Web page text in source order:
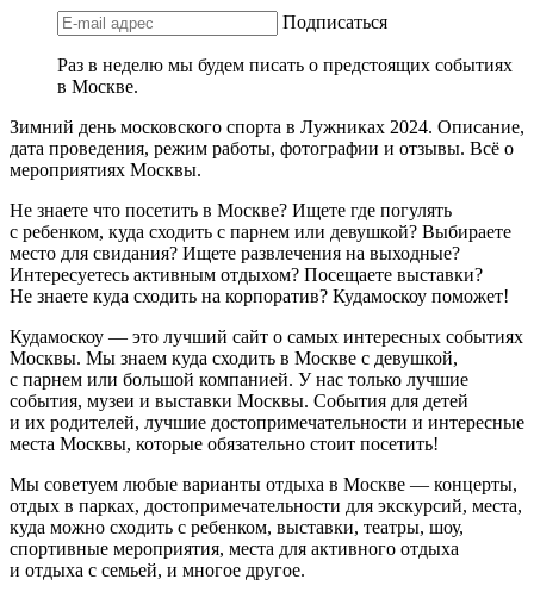
Подписаться
Раз в неделю мы будем писать о предстоящих событиях
в Москве.
Зимний день московского спорта в Лужниках 2024. Описание,
дата проведения, режим работы, фотографии и отзывы. Всё о
мероприятиях Москвы.
Не знаете что посетить в Москве? Ищете где погулять
с ребенком, куда сходить с парнем или девушкой? Выбираете
место для свидания? Ищете развлечения на выходные?
Интересуетесь активным отдыхом? Посещаете выставки?
Не знаете куда сходить на корпоратив? Кудамоскоу поможет!
Кудамоскоу — это лучший сайт о самых интересных событиях
Москвы. Мы знаем куда сходить в Москве с девушкой,
с парнем или большой компанией. У нас только лучшие
события, музеи и выставки Москвы. События для детей
и их родителей, лучшие достопримечательности и интересные
места Москвы, которые обязательно стоит посетить!
Мы советуем любые варианты отдыха в Москве — концерты,
отдых в парках, достопримечательности для экскурсий, места,
куда можно сходить с ребенком, выставки, театры, шоу,
спортивные мероприятия, места для активного отдыха
и отдыха с семьей, и многое другое.